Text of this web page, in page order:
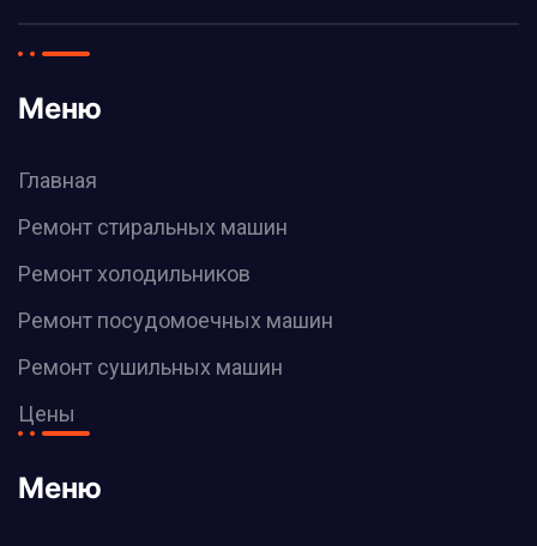
Меню
Главная
Ремонт стиральных машин
Ремонт холодильников
Ремонт посудомоечных машин
Ремонт сушильных машин
Цены
Меню